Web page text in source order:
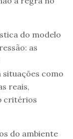
do modelo
as
situações como
reais,
critérios
do ambiente